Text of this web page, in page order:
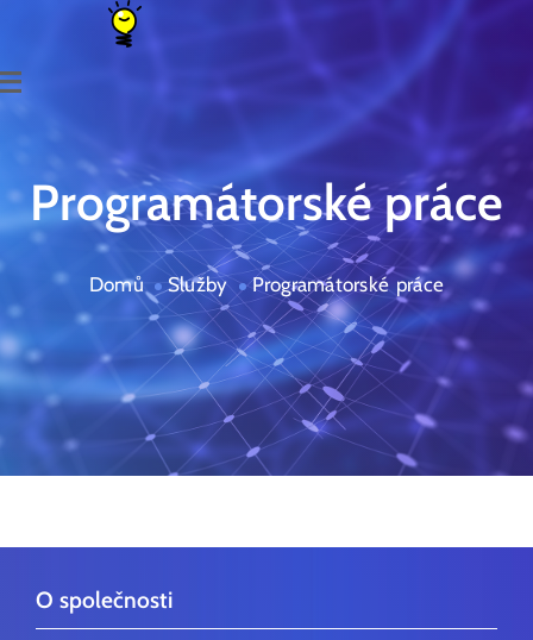
Programátorské práce
Domů Služby Programátorské práce
O společnosti